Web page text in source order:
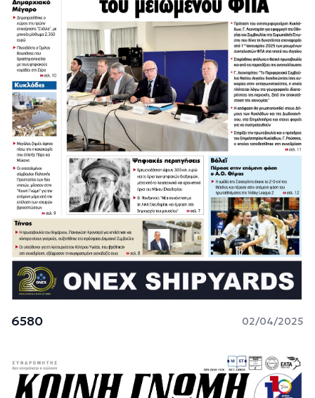
6580 02/04/2025